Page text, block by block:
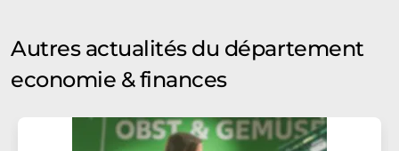
Autres actualités du département
economie & finances